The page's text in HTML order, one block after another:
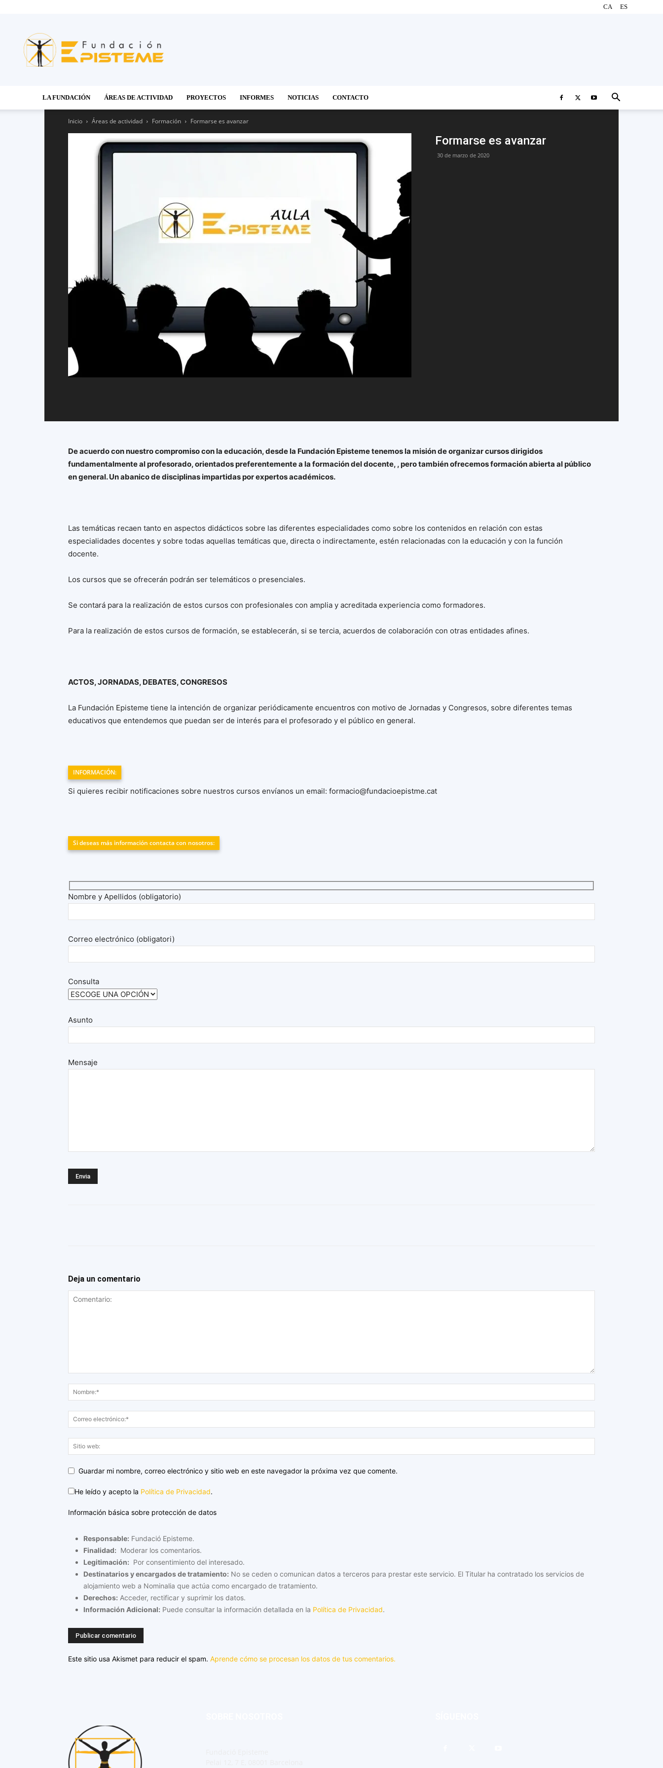
CA ES
Episteme
LA FUNDACIÓN ÁREAS DE ACTIVIDAD PROYECTOS INFORMES NOTICIAS CONTACTO
Inicio Áreas de actividad Formación Formarse es avanzar
Formarse es avanzar
30 de marzo de 2020
De acuerdo con nuestro compromiso con la educación, desde la Fundación Episteme tenemos la misión de organizar cursos dirigidos
fundamentalmente al profesorado, orientados preferentemente a la formación del docente, , pero también ofrecemos formación abierta al público
en general. Un abanico de disciplinas impartidas por expertos académicos.
Las temáticas recaen tanto en aspectos didácticos sobre las diferentes especialidades como sobre los contenidos en relación con estas
especialidades docentes y sobre todas aquellas temáticas que, directa o indirectamente, estén relacionadas con la educación y con la función
docente.
Los cursos que se ofrecerán podrán ser telemáticos o presenciales.
Se contará para la realización de estos cursos con profesionales con amplia y acreditada experiencia como formadores.
Para la realización de estos cursos de formación, se establecerán, si se tercia, acuerdos de colaboración con otras entidades afines.
ACTOS, JORNADAS, DEBATES, CONGRESOS
La Fundación Episteme tiene la intención de organizar periódicamente encuentros con motivo de Jornadas y Congresos, sobre diferentes temas
educativos que entendemos que puedan ser de interés para el profesorado y el público en general.
INFORMACIÓN:
Si quieres recibir notificaciones sobre nuestros cursos envíanos un email: formacio@fundacioepistme.cat
Si deseas más información contacta con nosotros:
Nombre y Apellidos (obligatorio)
Correo electrónico (obligatori)
Consulta
Asunto
Mensaje
Deja un comentario
Guardar mi nombre, correo electrónico y sitio web en este navegador la próxima vez que comente.
He leído y acepto la Política de Privacidad.
Información básica sobre protección de datos
Responsable: Fundació Episteme.
Finalidad: Moderar los comentarios.
Legitimación: Por consentimiento del interesado.
Destinatarios y encargados de tratamiento: No se ceden o comunican datos a terceros para prestar este servicio. El Titular ha contratado los servicios de
alojamiento web a Nominalia que actúa como encargado de tratamiento.
Derechos: Acceder, rectificar y suprimir los datos.
Información Adicional: Puede consultar la información detallada en la Política de Privacidad.
Este sitio usa Akismet para reducir el spam. Aprende cómo se procesan los datos de tus comentarios.